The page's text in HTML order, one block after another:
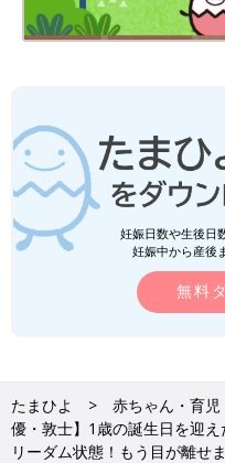
妊娠日数や生後日
妊娠中から産後
無料
たまひよ 赤ちゃん・育児
優・敦士】1歳の誕生日を迎
リーダム状態！もう目が離せ